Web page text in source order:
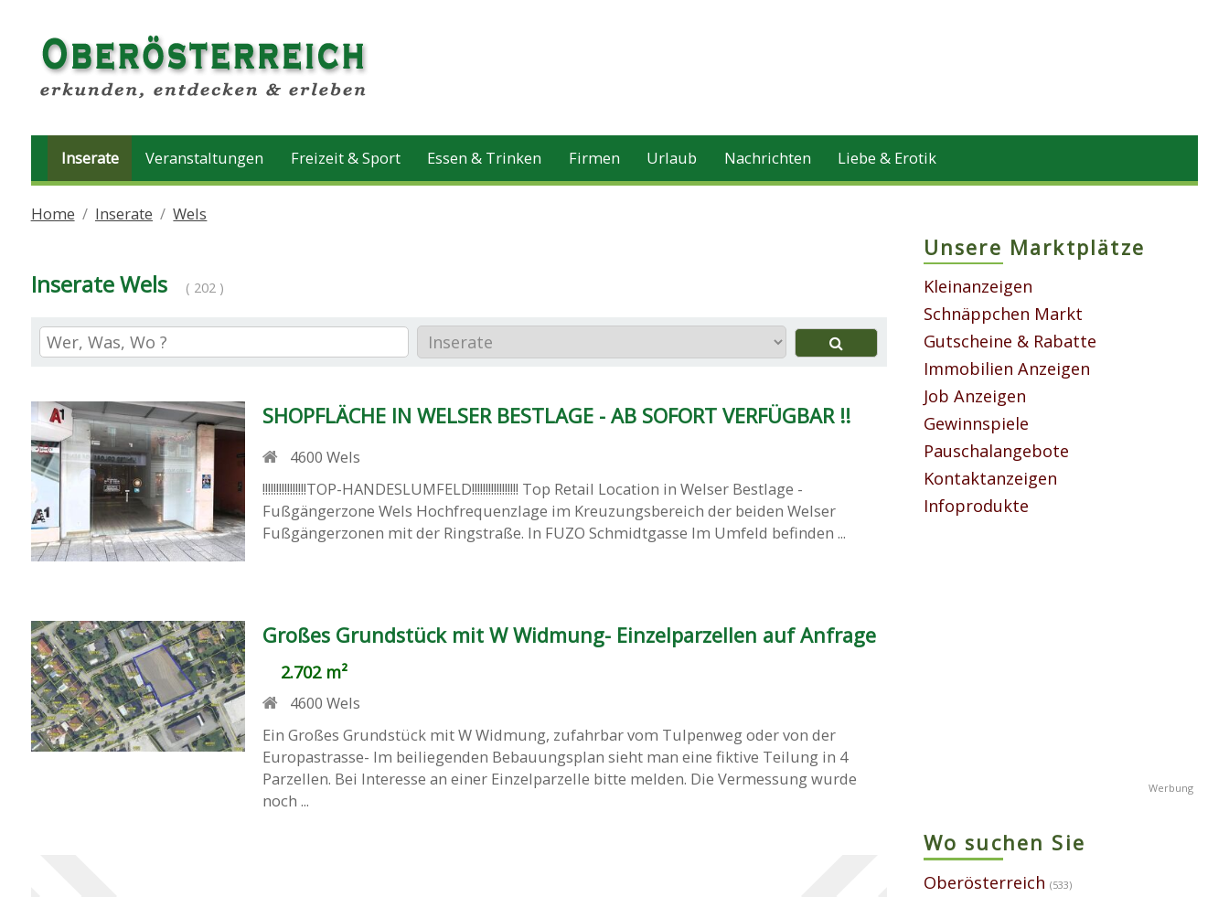
Inserate Veranstaltungen Freizeit & Sport Essen & Trinken Firmen Urlaub Nachrichten Liebe & Erotik
Home Inserate Wels
Inserate Wels ( 202 )
SHOPFLÄCHE IN WELSER BESTLAGE - AB SOFORT VERFÜGBAR !!
4600 Wels
!!!!!!!!!!!!!!!!TOP-HANDESLUMFELD!!!!!!!!!!!!!!!!! Top Retail Location in Welser Bestlage -
Fußgängerzone Wels Hochfrequenzlage im Kreuzungsbereich der beiden Welser
Fußgängerzonen mit der Ringstraße. In FUZO Schmidtgasse Im Umfeld befinden ...
Großes Grundstück mit W Widmung- Einzelparzellen auf Anfrage
2.702 m²
4600 Wels
Ein Großes Grundstück mit W Widmung, zufahrbar vom Tulpenweg oder von der
Europastrasse- Im beiliegenden Bebauungsplan sieht man eine fiktive Teilung in 4
Parzellen. Bei Interesse an einer Einzelparzelle bitte melden. Die Vermessung wurde
noch ...
Unsere Marktplätze
Kleinanzeigen
Schnäppchen Markt
Gutscheine & Rabatte
Immobilien Anzeigen
Job Anzeigen
Gewinnspiele
Pauschalangebote
Kontaktanzeigen
Infoprodukte
Wo suchen Sie
Oberösterreich (533)